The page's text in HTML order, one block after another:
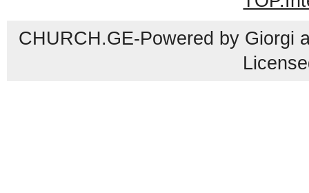
CHURCH.GE-Powered by Giorgi